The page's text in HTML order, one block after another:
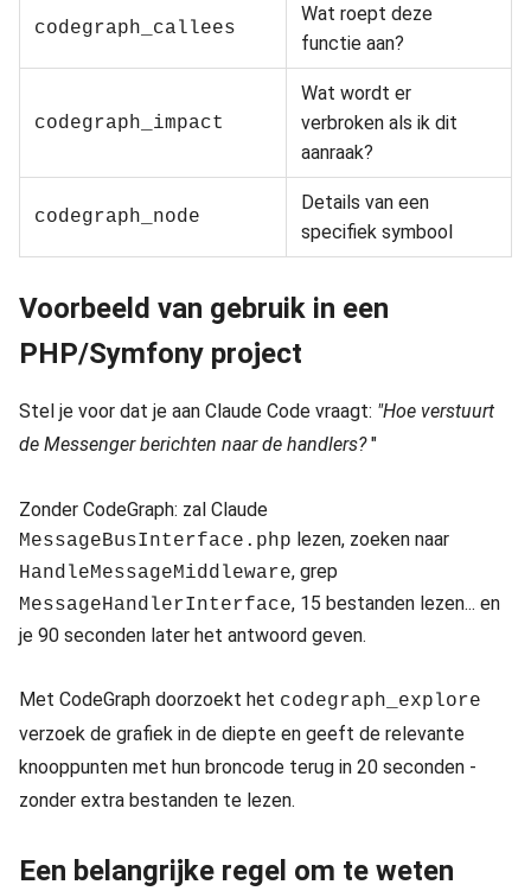
codegraph_callees
Wat roept deze
functie aan?
codegraph_impact
Wat wordt er
verbroken als ik dit
aanraak?
codegraph_node
Details van een
specifiek symbool
Voorbeeld van gebruik in een
PHP/Symfony project
Stel je voor dat je aan Claude Code vraagt: "Hoe verstuurt
de Messenger berichten naar de handlers?"
Zonder CodeGraph: zal Claude
MessageBusInterface.php lezen, zoeken naar
HandleMessageMiddleware, grep
MessageHandlerInterface, 15 bestanden lezen... en
je 90 seconden later het antwoord geven.
Met CodeGraph doorzoekt het codegraph_explore
verzoek de grafiek in de diepte en geeft de relevante
knooppunten met hun broncode terug in 20 seconden -
zonder extra bestanden te lezen.
Een belangrijke regel om te weten